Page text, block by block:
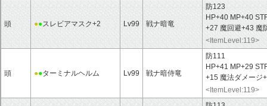
頭 ●●スレビアマスク+2 Lv99 戦ナ暗竜
防123
HP+40 MP+40
+27 魔回避+43 魔
<ItemLevel:119>
頭 ●●ターミナルヘルム Lv99 戦ナ暗侍竜
防111
HP+41 MP+29
+15 魔法ダメージ
<ItemLevel:119>